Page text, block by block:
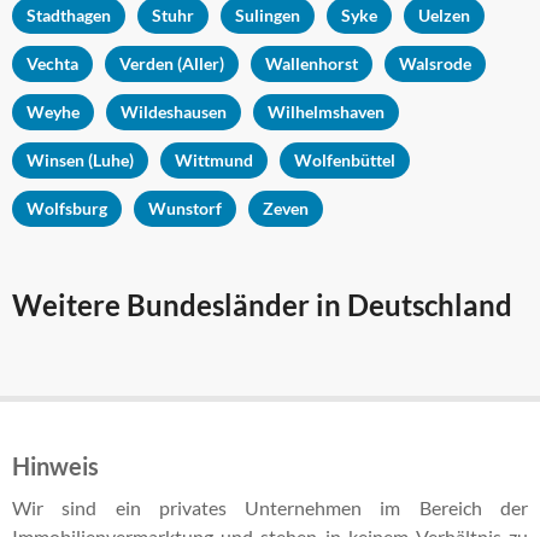
Stadthagen Stuhr Sulingen Syke Uelzen
Vechta Verden (Aller) Wallenhorst Walsrode
Weyhe Wildeshausen Wilhelmshaven
Winsen (Luhe) Wittmund Wolfenbüttel
Wolfsburg Wunstorf Zeven
Weitere Bundesländer in Deutschland
Hinweis
Wir sind ein privates Unternehmen im Bereich der